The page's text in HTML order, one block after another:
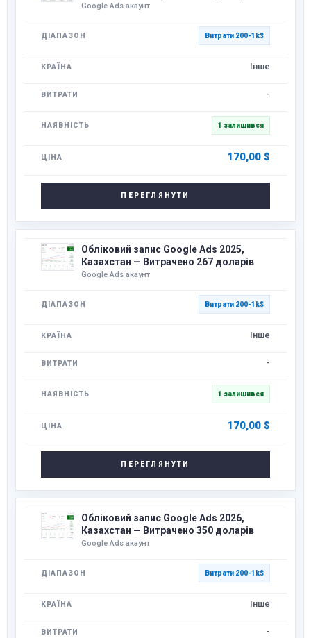
Google Ads акаунт
Витрати 200-1k$
Інше
-
1 залишився
170,00 $
ПЕРЕГЛЯНУТИ
Обліковий запис Google Ads 2025,
Казахстан — Витрачено 267 доларів
Google Ads акаунт
Витрати 200-1k$
Інше
-
1 залишився
170,00 $
ПЕРЕГЛЯНУТИ
Обліковий запис Google Ads 2026,
Казахстан — Витрачено 350 доларів
Google Ads акаунт
Витрати 200-1k$
Інше
-